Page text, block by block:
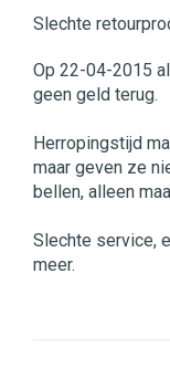
Slechte
Op 22-04-2015
geen geld terug.
Herropingstijd
maar geven ze
bellen, alleen
Slechte service,
meer.